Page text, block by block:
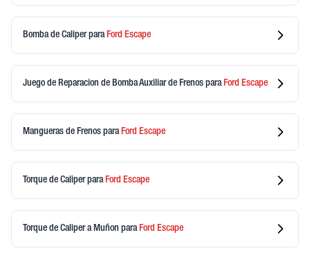
Bomba de Caliperpara Ford Escape
Juego de Reparacion de Bomba Auxiliar de Frenos para Ford Escape
Mangueras de Frenos para Ford Escape
Torque de Caliperpara Ford Escape
Torque de Caliper a Muñon para Ford Escape